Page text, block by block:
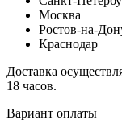
Москва
Ростов-на-
Краснодар
Доставка
18 часов.
Вариант оплаты